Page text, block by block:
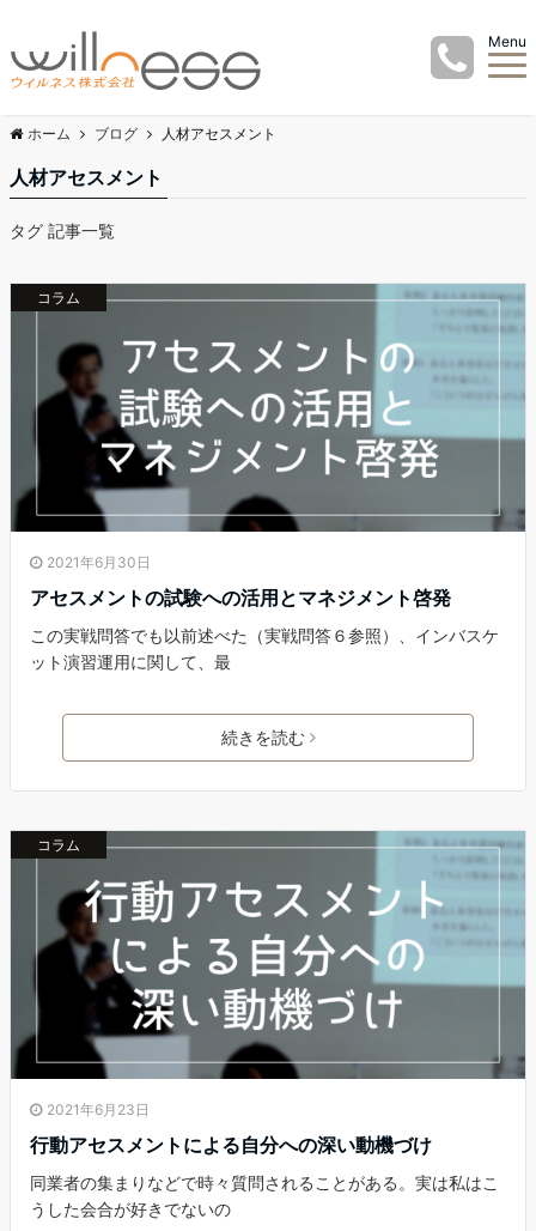
Menu
ホーム ブログ 人材アセスメント
人材アセスメント
タグ 記事一覧
コラム
2021年6月30日
アセスメントの試験への活用とマネジメント啓発
この実戦問答でも以前述べた（実戦問答６参照）、インバスケ
ット演習運用に関して、最
続きを読む
コラム
2021年6月23日
行動アセスメントによる自分への深い動機づけ
同業者の集まりなどで時々質問されることがある。実は私はこ
うした会合が好きでないの